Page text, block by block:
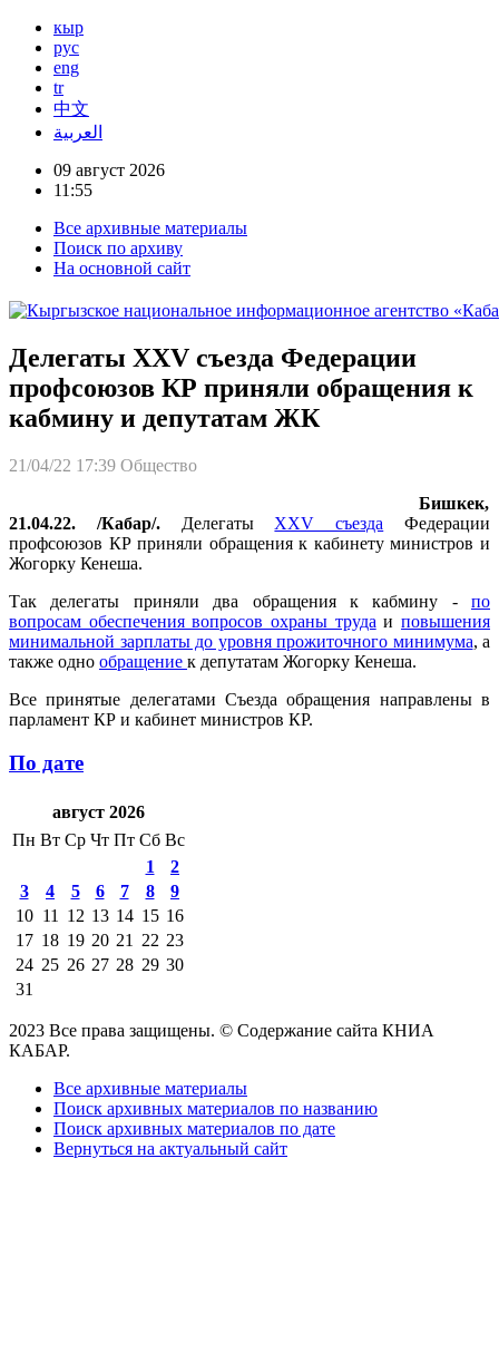
кыр
рус
eng
tr
中文
العربية
09 август 2026
11:55
Все архивные материалы
Поиск по архиву
На основной сайт
Делегаты XXV съезда Федерации
профсоюзов КР приняли обращения к
кабмину и депутатам ЖК
21/04/22 17:39 Общество
Бишкек,
21.04.22. /Кабар/.Делегаты XXV съезда Федерации
профсоюзов КР приняли обращения к кабинету министров и
Жогорку Кенеша.
Так делегаты приняли два обращения к кабмину - по
вопросам обеспечения вопросов охраны труда иповышения
минимальной зарплаты до уровня прожиточного минимума, а
также одно обращение к депутатам Жогорку Кенеша.
Все принятые делегатами Съезда обращения направлены в
парламент КР и кабинет министров КР.
По дате
август 2026
Пн Вт Ср Чт Пт Сб Вс
1
2
3
4 5 6 7 8
9
10 11 12 13 14 15 16
17 18 19 20 21 22 23
24 25 26 27 28 29 30
31
2023 Все права защищены. © Содержание сайта КНИА
КАБАР.
Все архивные материалы
Поиск архивных материалов по названию
Поиск архивных материалов по дате
Вернуться на актуальный сайт